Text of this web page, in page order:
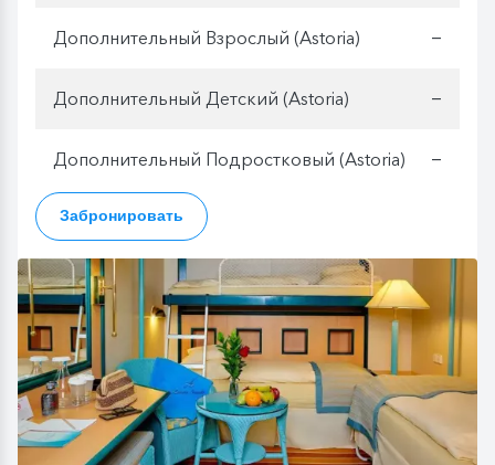
Дополнительный Взрослый (Astoria) —
Дополнительный Детский (Astoria) —
Дополнительный Подростковый (Astoria) —
Забронировать